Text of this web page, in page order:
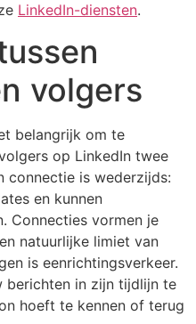
LinkedIn-diensten.
volgers
belangrijk om te
op LinkedIn twee
connectie is wederzijds:
en kunnen
Connecties vormen je
natuurlijke limiet van
is eenrichtingsverkeer.
berichten in zijn tijdlijn te
hoeft te kennen of terug